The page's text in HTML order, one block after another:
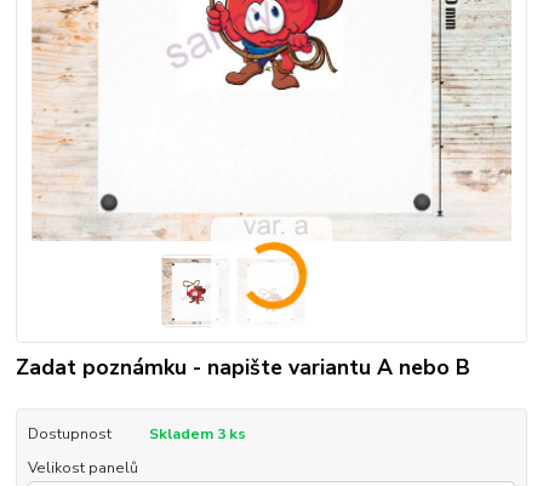
Zadat poznámku - napište variantu A nebo B
Dostupnost
Skladem 3 ks
Velikost panelů